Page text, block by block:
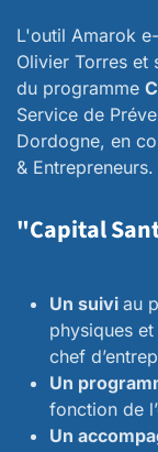
L'outil Amarok
Olivier Torres et
du programme
Service de
Dordogne, en
& Entrepreneurs.
"Capital
Un suivi au
physiques
chef
Un
fonction de
Un